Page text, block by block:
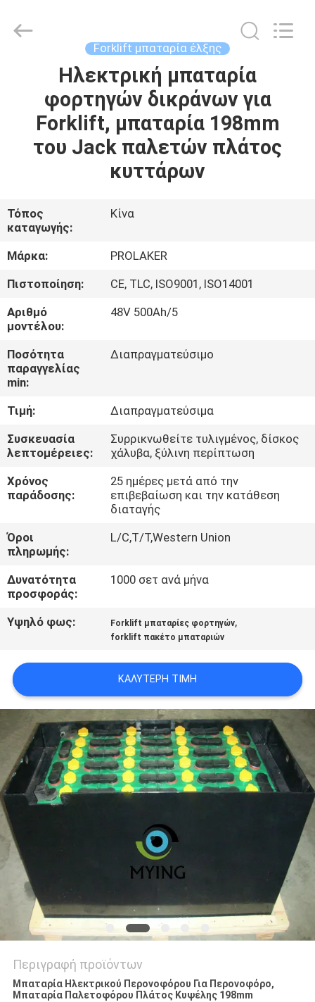
ΑΡΧΙΚΉ
ΣΕΛΊΔΑ
ΠΡΟΪΌΝΤΑ
ΜΕ
ΕΜΆΣ
ΓΎΡΟΣ
ΕΡΓΟΣΤΑΣΊΩΝ
ΠΟΙΟΤΙΚΌΣ
ΈΛΕΓΧΟΣ
ΕΠΑΦΉ
ΝΈΑ
SITEMAP
ΠΟΛΙΤΙΚΉ
ΑΠΟΡΡΉΤΟΥ
CO.,LIMITED.
Forklift μπαταρία έλξης
Ηλεκτρική μπαταρία
φορτηγών δικράνων για
Forklift, μπαταρία 198mm
του Jack παλετών πλάτος
κυττάρων
Τόπος
καταγωγής:
Κίνα
Μάρκα:
PROLAKER
Πιστοποίηση:
CE, TLC, ISO9001, ISO14001
Αριθμό
μοντέλου:
48V 500Ah/5
Ποσότητα
παραγγελίας
min:
Διαπραγματεύσιμο
Τιμή:
Διαπραγματεύσιμα
Συσκευασία
λεπτομέρειες:
Συρρικνωθείτε τυλιγμένος, δίσκος
χάλυβα, ξύλινη περίπτωση
Χρόνος
παράδοσης:
25 ημέρες μετά από την
επιβεβαίωση και την κατάθεση
διαταγής
Όροι
πληρωμής:
L/C,T/T,Western Union
Δυνατότητα
προσφοράς:
1000 σετ ανά μήνα
Υψηλό φως: Forklift μπαταρίες φορτηγών,
forklift πακέτο μπαταριών
ΚΑΛΎΤΕΡΗ ΤΙΜΉ
Περιγραφή προϊόντων
Μπαταρία Ηλεκτρικού Περονοφόρου Για Περονοφόρο,
Μπαταρία Παλετοφόρου Πλάτος Κυψέλης 198mm